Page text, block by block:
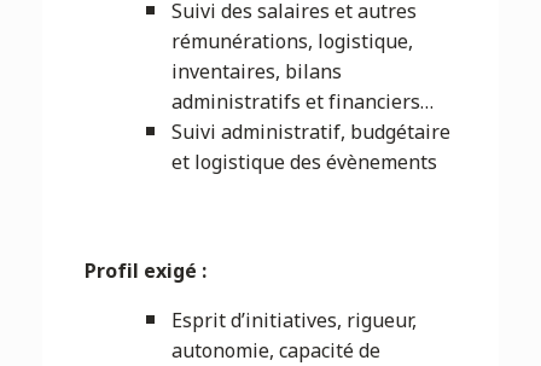
Suivi des salaires et autres
rémunérations, logistique,
inventaires, bilans
administratifs et financiers…
Suivi administratif, budgétaire
et logistique des évènements
Profil exigé :
Esprit d’initiatives, rigueur,
autonomie, capacité de